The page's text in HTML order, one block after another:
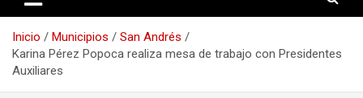
Inicio Municipios
San Andrés
Karina Pérez Popoca realiza mesa de trabajo con Presidentes
Auxiliares